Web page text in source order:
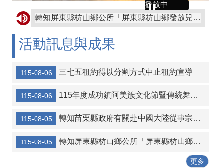
播放中
轉知屏東縣枋山鄉公所「屏東縣枋山鄉發放兒童節兒童禮金自治條例」部分條文公告、令、總說明、修正條文對照表及全部條文各1份
【協助宣導】監察院115年營利事業捐贈政治獻金文宣
115年暑期保護青少年-青春專案
三七五租約得以分割方式中止租約宣導
115年度成功鎮阿美族文化節暨傳統舞蹈競賽及族語推廣系列活動
活動訊息與成果
115-08-06 三七五租約得以分割方式中止租約宣導
115-08-06 115年度成功鎮阿美族文化節暨傳統舞蹈競賽及族語推廣系列活動
115-08-05 轉知苗栗縣政府有關赴中國大陸從事宗教交流相關風險及注意事項
115-08-05 轉知屏東縣枋山鄉公所「屏東縣枋山鄉發放兒童節兒童禮金自治條例」部分條文公告、令、總說明、修正條文對照表及全部條文各1份
更多